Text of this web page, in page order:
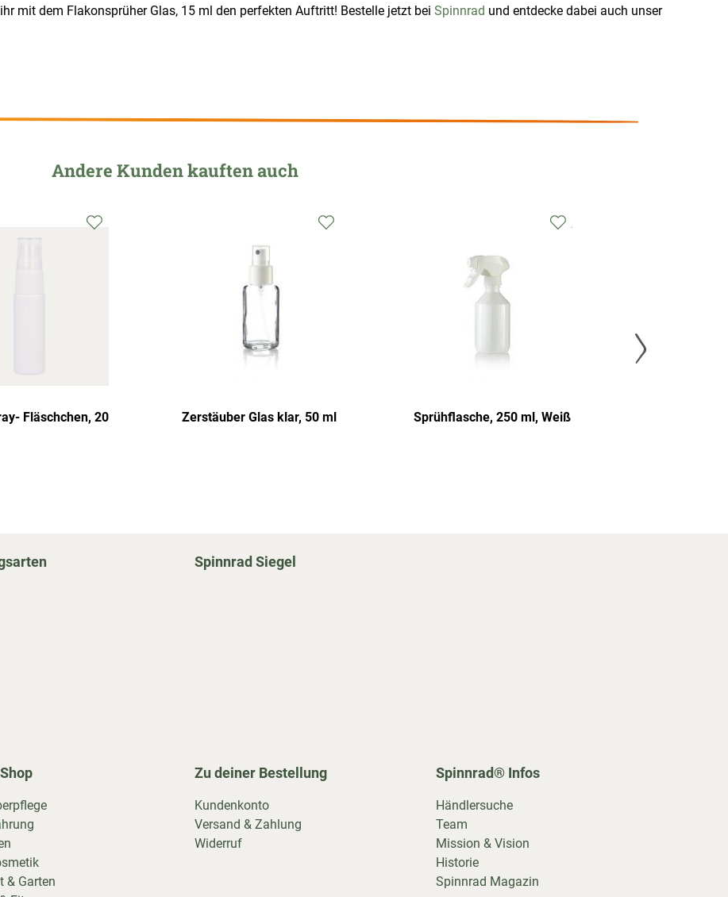
mit dem Flakonsprüher Glas, 15 ml den perfekten Auftritt! Bestelle jetzt bei Spinnrad und entdecke dabei auch unser
Andere Kunden kauften auch
Fläschchen, 20
Zerstäuber Glas klar, 50 ml Sprühflasche, 250 ml, Weiß
Spinnrad Siegel
& Garten
Zu deiner Bestellung
Kundenkonto
Versand & Zahlung
Widerruf
Spinnrad® Infos
Händlersuche
Team
Mission & Vision
Historie
Spinnrad Magazin